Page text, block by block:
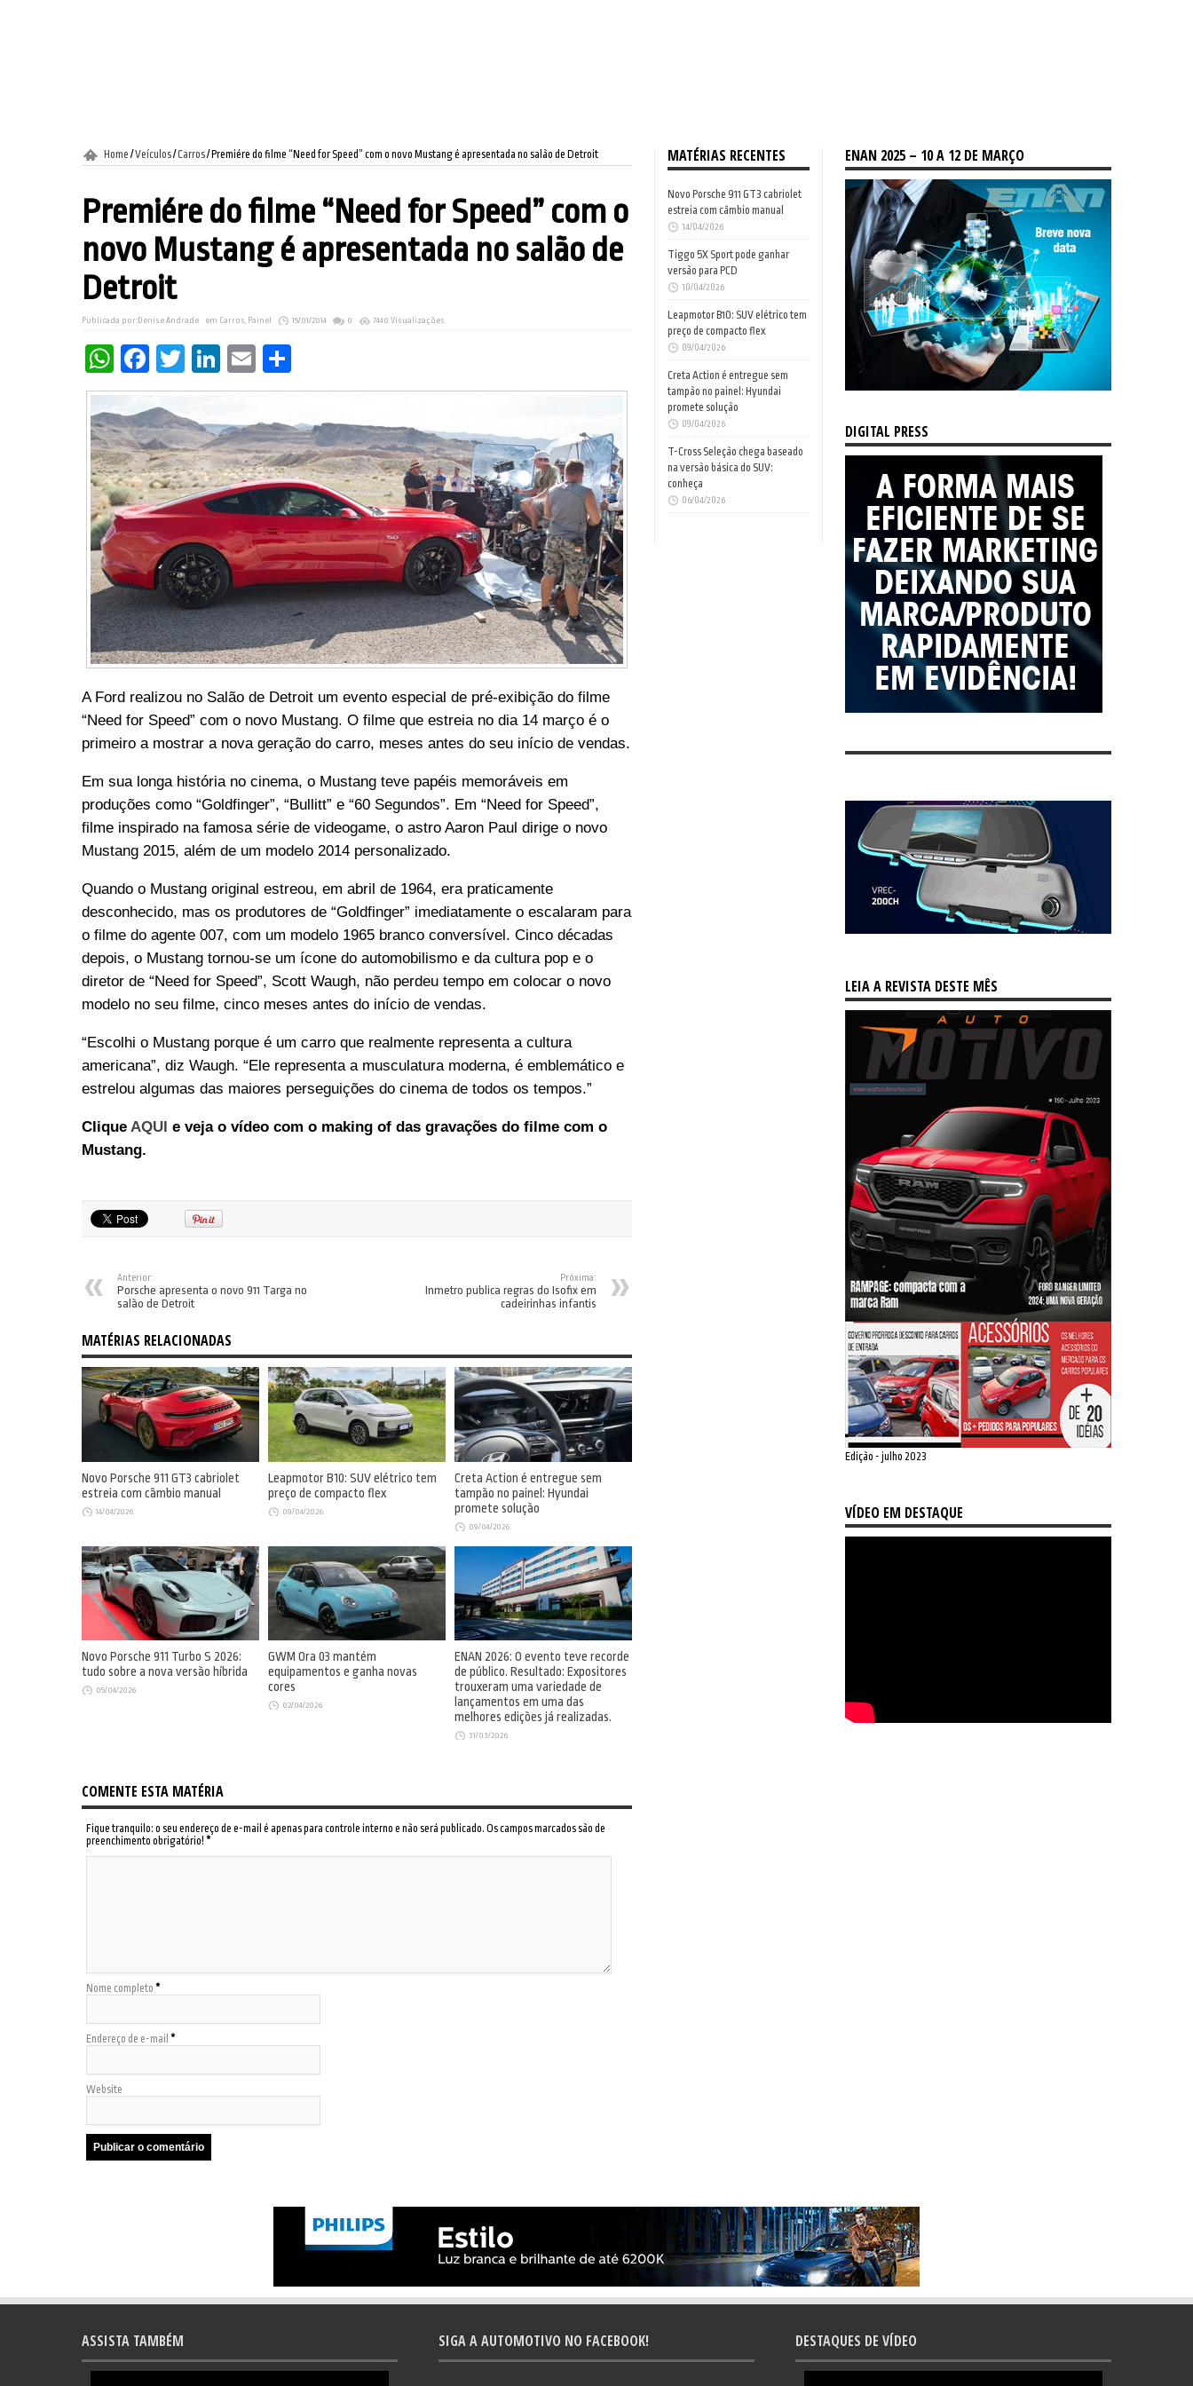
Home /Veículos/Carros/ Premiére do filme “Need for Speed” com o novo Mustang é apresentada no salão de Detroit
Premiére do filme “Need for Speed” com o
novo Mustang é apresentada no salão de
Detroit
Publicada por: Denise Andrade em Carros, Painel 15/01/2014 0 7440 Visualizações
WhatsApp
Facebook
Twitter
LinkedIn
Email
A Ford realizou no Salão de Detroit um evento especial de pré-exibição do filme
“Need for Speed” com o novo Mustang. O filme que estreia no dia 14 março é o
primeiro a mostrar a nova geração do carro, meses antes do seu início de vendas.
Em sua longa história no cinema, o Mustang teve papéis memoráveis em
produções como “Goldfinger”, “Bullitt” e “60 Segundos”. Em “Need for Speed”,
filme inspirado na famosa série de videogame, o astro Aaron Paul dirige o novo
Mustang 2015, além de um modelo 2014 personalizado.
Quando o Mustang original estreou, em abril de 1964, era praticamente
desconhecido, mas os produtores de “Goldfinger” imediatamente o escalaram para
o filme do agente 007, com um modelo 1965 branco conversível. Cinco décadas
depois, o Mustang tornou-se um ícone do automobilismo e da cultura pop e o
diretor de “Need for Speed”, Scott Waugh, não perdeu tempo em colocar o novo
modelo no seu filme, cinco meses antes do início de vendas.
“Escolhi o Mustang porque é um carro que realmente representa a cultura
americana”, diz Waugh. “Ele representa a musculatura moderna, é emblemático e
estrelou algumas das maiores perseguições do cinema de todos os tempos.”
Clique AQUI e veja o vídeo com o making of das gravações do filme com o
Mustang.
Anterior:
Porsche apresenta o novo 911 Targa no
salão de Detroit
Próxima:
Inmetro publica regras do Isofix em
cadeirinhas infantis
MATÉRIAS RELACIONADAS
Novo Porsche 911 GT3 cabriolet
estreia com câmbio manual
14/04/2026
Leapmotor B10: SUV elétrico tem
preço de compacto flex
09/04/2026
Creta Action é entregue sem
tampão no painel: Hyundai
promete solução
09/04/2026
Novo Porsche 911 Turbo S 2026:
tudo sobre a nova versão híbrida
05/04/2026
GWM Ora 03 mantém
equipamentos e ganha novas
cores
02/04/2026
ENAN 2026: O evento teve recorde
de público. Resultado: Expositores
trouxeram uma variedade de
lançamentos em uma das
melhores edições já realizadas.
31/03/2026
COMENTE ESTA MATÉRIA
Fique tranquilo: o seu endereço de e-mail é apenas para controle interno e não será publicado. Os campos marcados são de
preenchimento obrigatório! *
Nome completo *
Endereço de e-mail *
Website
MATÉRIAS RECENTES
Novo Porsche 911 GT3 cabriolet
estreia com câmbio manual
14/04/2026
Tiggo 5X Sport pode ganhar
versão para PCD
10/04/2026
Leapmotor B10: SUV elétrico tem
preço de compacto flex
09/04/2026
Creta Action é entregue sem
tampão no painel: Hyundai
promete solução
09/04/2026
T-Cross Seleção chega baseado
na versão básica do SUV:
conheça
06/04/2026
ENAN 2025 – 10 A 12 DE MARÇO
DIGITAL PRESS
LEIA A REVISTA DESTE MÊS
Edição - julho 2023
VÍDEO EM DESTAQUE
ASSISTA TAMBÉM SIGA A AUTOMOTIVO NO FACEBOOK! DESTAQUES DE VÍDEO